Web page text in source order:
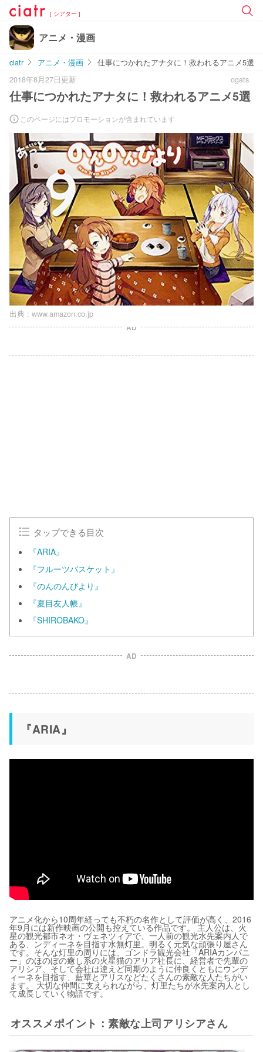
[ シアター ]
アニメ・漫画
ciatr アニメ・漫画
仕事につかれたアナタに！救われるアニメ5選
2018年8月27日更新
ogats
仕事につかれたアナタに！救われるアニメ5選
このページにはプロモーションが含まれています
出典 : www.amazon.co.jp
AD
タップできる目次
『ARIA』
『フルーツバスケット』
『のんのんびより』
『夏目友人帳』
『SHIROBAKO』
AD
『ARIA』
アニメ化から10周年経っても不朽の名作として評価が高く、2016
年9月には新作映画の公開も控えている作品です。 主人公は、火
星の観光都市ネオ・ヴェネツィアで、一人前の観光水先案内人で
ある、ンディーネを目指す水無灯里。明るく元気な頑張り屋さん
です。そんな灯里の周りには、ゴンドラ観光会社「ARIAカンパニ
ー」のほのぼの癒し系の火星猫のアリア社長に、経営者で先輩の
アリシア、そして会社は違えど同期のように仲良くともにウンデ
ィーネを目指す、藍華とアリスなどたくさんの素敵な人たちがい
ます。 大切な仲間に支えられながら、灯里たちが水先案内人とし
て成長していく物語です。
オススメポイント：素敵な上司アリシアさん